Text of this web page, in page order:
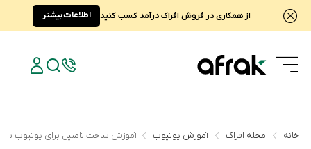
از همکاری در فروش افراک درآمد کسب کنید اطلاعات بیشتر
خانه مجله افراک آموزش یوتیوب آموزش ساخت تامنیل برای یوتیوب